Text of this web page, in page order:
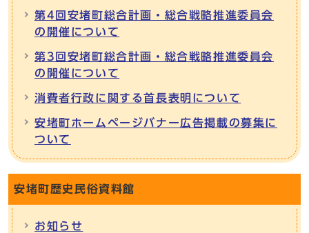
第4回安堵町総合計画・総合戦略推進委員会
の開催について
第3回安堵町総合計画・総合戦略推進委員会
の開催について
消費者行政に関する首長表明について
安堵町ホームページバナー広告掲載の募集に
ついて
安堵町歴史民俗資料館
お知らせ